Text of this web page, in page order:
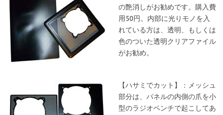
の艶消しがお勧めです。購入費
用50円。内部に光りモノを入
れている方は、透明、もしくは
色のついた透明クリアファイル
がお勧め。
【ハサミでカット】：メッシュ
部分は、パネルの内側の爪を小
型のラジオペンチで起こしてあ